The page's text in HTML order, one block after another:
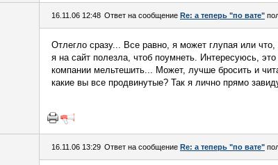
16.11.06 12:48 Ответ на сообщение Re: а теперь "по вате"
Отлегло сразу... Все равно, я может глупая или
я на сайт полезла, чтоб поумнеть. Интересуюсь,
компании мельтешить... Может, лучше бросить и
какие вы все продвинутые? Так я лично прямо
16.11.06 13:29 Ответ на сообщение Re: а теперь "по вате"